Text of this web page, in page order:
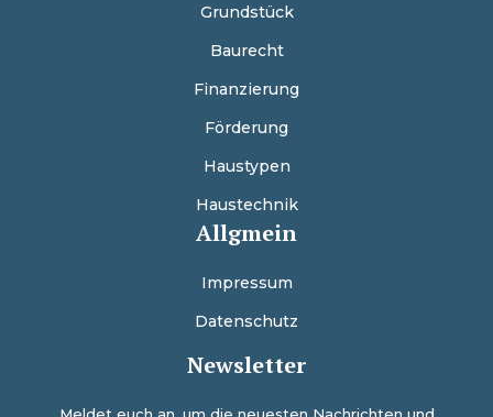
Grundstück
Baurecht
Finanzierung
Förderung
Haustypen
Haustechnik
Allgmein
Impressum
Datenschutz
Newsletter